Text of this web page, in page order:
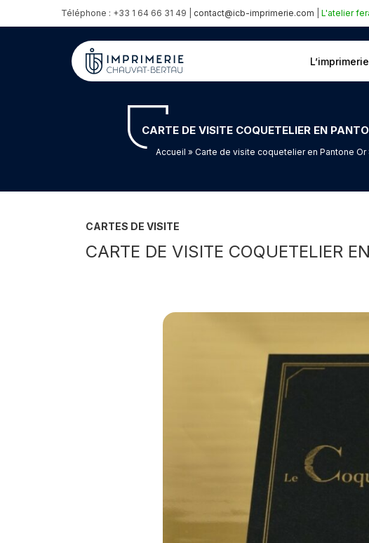
Téléphone : +33 1 64 66 31 49 | contact@icb-imprimerie.com L'atelier
L’imprimerie
CARTE DE VISITE COQUETELIER EN
Accueil » Carte de visite coquetelier en Pantone Or
CARTES DE VISITE
CARTE DE VISITE COQUETELIER